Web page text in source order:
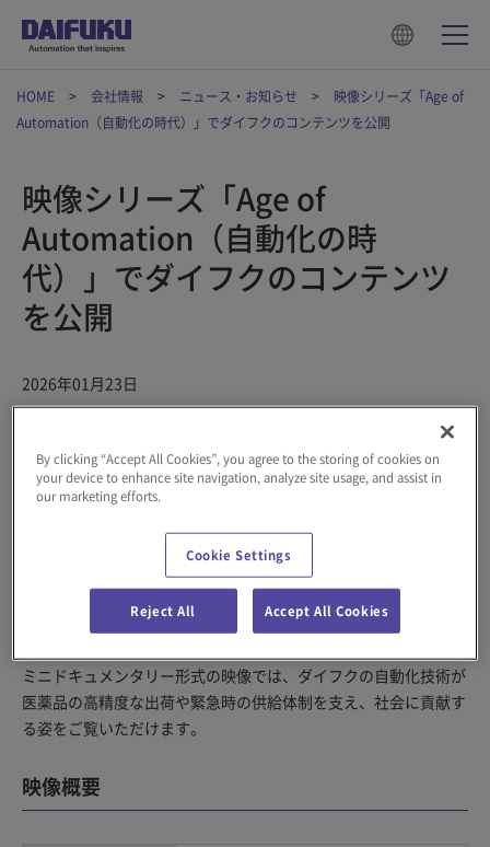
HOME 会社情報 ニュース・お知らせ
映像シリーズ「Age of
Automation（自動化の時代）」でダイフクのコンテンツを公開
映像シリーズ「Age of
Automation（自動化の時
代）」でダイフクのコンテンツ
を公開
2026年01月23日
がAssociation for
Advancing Automation（A3）※2向けに制作し、1月16日（日本
時間）より公開した映像シリーズ「Age of Automation」では、
株式会社ダイフク（本社：大阪市西淀川区、代表取締役社長：寺
井友章）は、このシリーズに参加し、「自然災害時における医療
ミニドキュメンタリー形式の映像では、ダイフクの自動化技術が
医薬品の高精度な出荷や緊急時の供給体制を支え、社会に貢献す
る姿をご覧いただけます。
映像概要
By clicking “Accept All Cookies”, you agree to the storing of cookies on
your device to enhance site navigation, analyze site usage, and assist in
our marketing efforts.
Cookie Settings
Reject All Accept All Cookies